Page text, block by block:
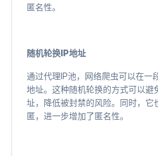
匿名性。
随机轮换IP地址
通过代理IP池，网络爬虫可以在一
地址。这种随机轮换的方式可以避
址，降低被封禁的风险。同时，它
匿，进一步增加了匿名性。